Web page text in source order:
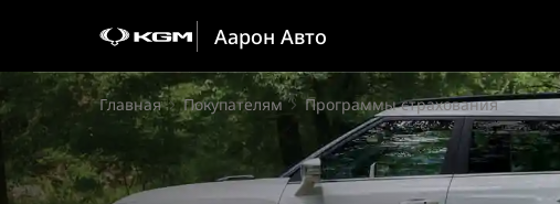
Аарон Авто
Главная Покупателям Программы страхования